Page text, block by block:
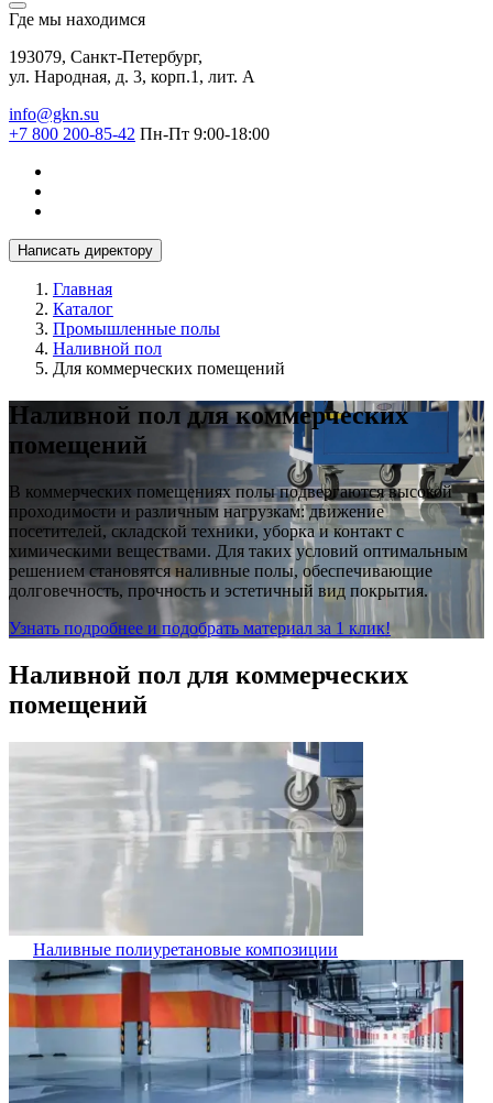
Где мы находимся
193079, Санкт-Петербург,
ул. Народная, д. 3, корп.1, лит. А
info@gkn.su
+7 800 200-85-42 Пн-Пт 9:00-18:00
Написать директору
Главная
Каталог
Промышленные полы
Наливной пол
Для коммерческих помещений
Наливной пол для коммерческих
помещений
В коммерческих помещениях полы подвергаются высокой
проходимости и различным нагрузкам: движение
посетителей, складской техники, уборка и контакт с
химическими веществами. Для таких условий оптимальным
решением становятся наливные полы, обеспечивающие
долговечность, прочность и эстетичный вид покрытия.
Узнать подробнее и подобрать материал за 1 клик!
Наливной пол для коммерческих
помещений
Наливные полиуретановые композиции